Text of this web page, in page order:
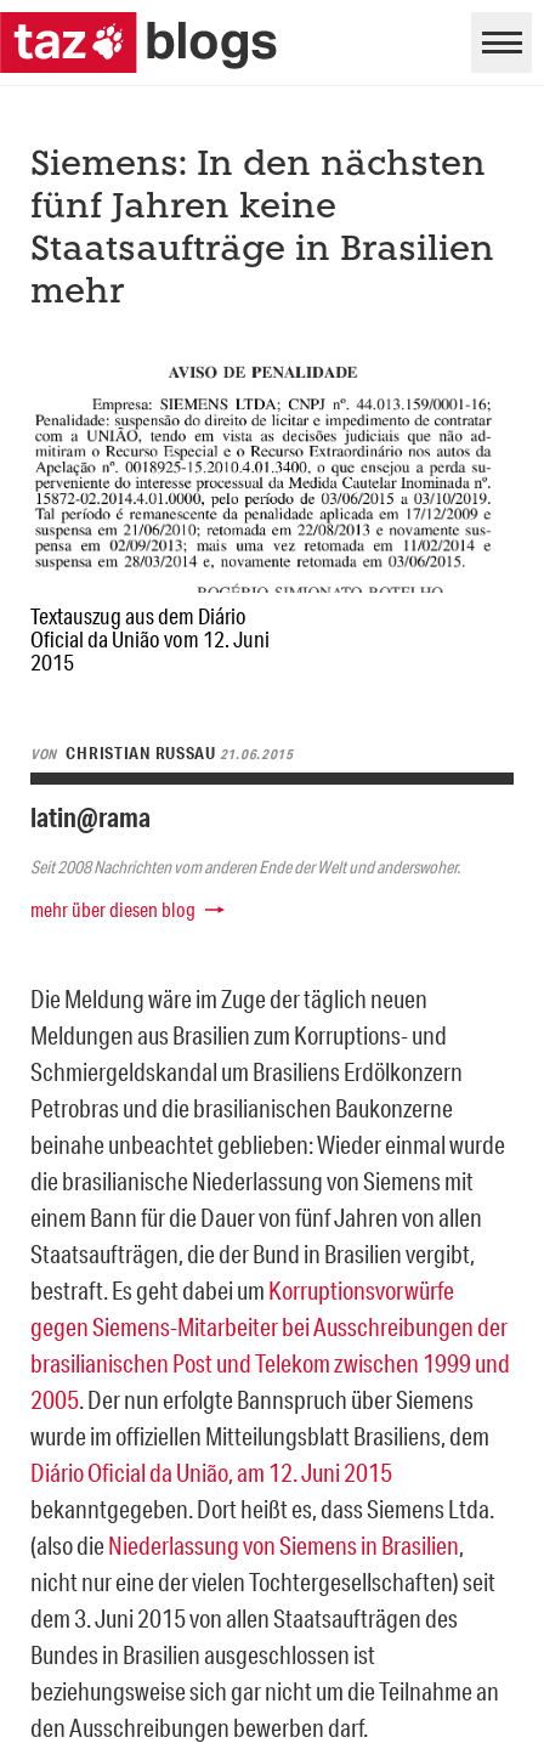
Textauszug aus dem Diário
Oficial da União vom 12. Juni
2015
Siemens: In den nächsten
fünf Jahren keine
Staatsaufträge in Brasilien
mehr
VON CHRISTIAN RUSSAU 21.06.2015
latin@rama
Seit 2008 Nachrichten vom anderen Ende der Welt und anderswoher.
mehr über diesen blog
Die Meldung wäre im Zuge der täglich neuen
Meldungen aus Brasilien zum Korruptions- und
Schmiergeldskandal um Brasiliens Erdölkonzern
Petrobras und die brasilianischen Baukonzerne
beinahe unbeachtet geblieben: Wieder einmal wurde
die brasilianische Niederlassung von Siemens mit
einem Bann für die Dauer von fünf Jahren von allen
Staatsaufträgen, die der Bund in Brasilien vergibt,
bestraft. Es geht dabei um Korruptionsvorwürfe
gegen Siemens-Mitarbeiter bei Ausschreibungen der
brasilianischen Post und Telekom zwischen 1999 und
2005. Der nun erfolgte Bannspruch über Siemens
wurde im offiziellen Mitteilungsblatt Brasiliens, dem
Diário Oficial da União, am 12. Juni 2015
bekanntgegeben. Dort heißt es, dass Siemens Ltda.
(also dieNiederlassung von Siemens in Brasilien,
nicht nur eine der vielen Tochtergesellschaften) seit
dem 3. Juni 2015 von allen Staatsaufträgen des
Bundes in Brasilien ausgeschlossen ist
beziehungsweise sich gar nicht um die Teilnahme an
den Ausschreibungen bewerben darf.